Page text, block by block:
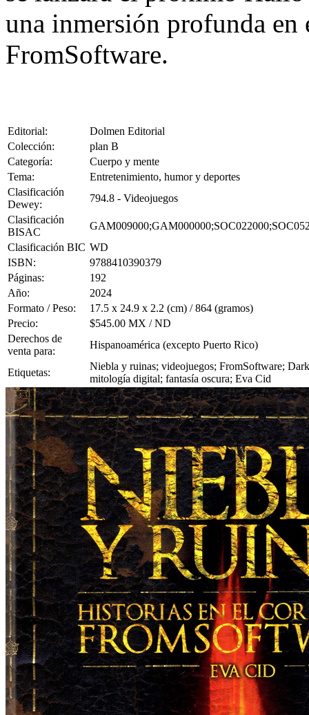
una inmersión profunda en
FromSoftware.
Editorial:
Dolmen Editorial
Colección:
plan B
Categoría:
Cuerpo y mente
Tema:
Entretenimiento, humor y deportes
Clasificación
Dewey:
794.8 - Videojuegos
Clasificación
BISAC
Clasificación BIC WD
ISBN:
9788410390379
Páginas:
192
Año:
2024
Formato / Peso:
17.5 x 24.9 x 2.2 (cm) / 864 (gramos)
Precio:
$545.00 MX / ND
Derechos de
venta para:
Hispanoamérica (excepto Puerto Rico)
Etiquetas:
Niebla y ruinas; videojuegos; FromSoftware;
mitología digital; fantasía oscura; Eva Cid